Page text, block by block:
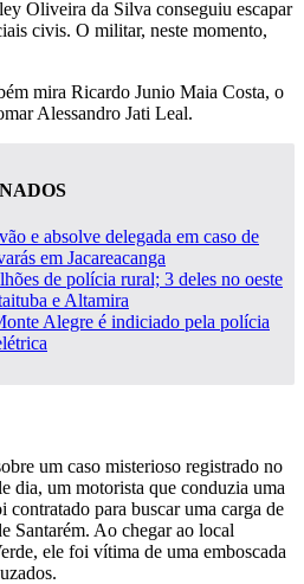
Oliveira da Silva conseguiu escapar
civis. O militar, neste momento,
mira Ricardo Junio Maia Costa, o
Alessandro Jati Leal.
e absolve delegada em caso de
em Jacareacanga
de polícia rural; 3 deles no oeste
e Altamira
Alegre é indiciado pela polícia
um caso misterioso registrado no
dia, um motorista que conduzia uma
para buscar uma carga de
Santarém. Ao chegar ao local
ele foi vítima de uma emboscada